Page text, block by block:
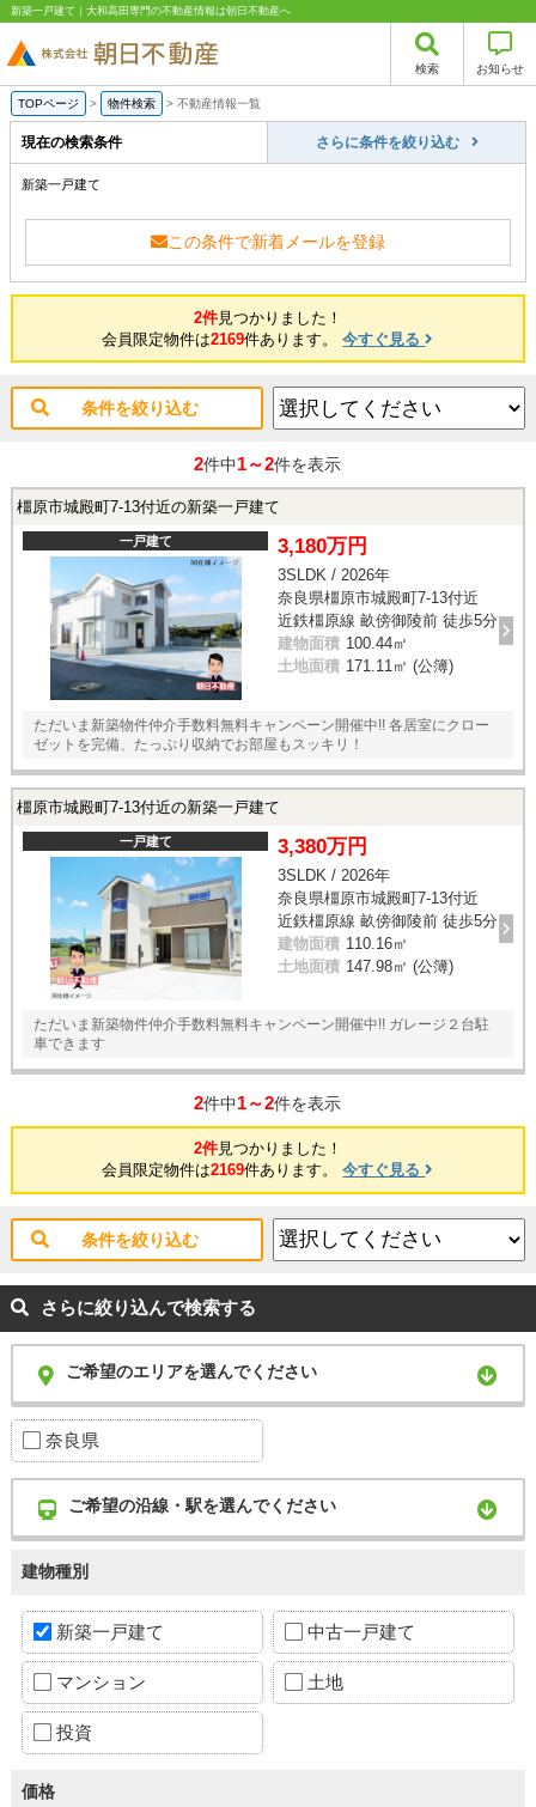
新築一戸建て｜大和高田専門の不動産情報は朝日不動産へ
検索 お知らせ
TOPページ > 物件検索 > 不動産情報一覧
現在の検索条件 さらに条件を絞り込む
新築一戸建て
この条件で新着メールを登録
2件見つかりました！
会員限定物件は2169件あります。今すぐ見る
条件を絞り込む
2件中1～2件を表示
橿原市城殿町7-13付近の新築一戸建て
一戸建て 3,180万円
3SLDK / 2026年
奈良県橿原市城殿町7-13付近
近鉄橿原線 畝傍御陵前 徒歩5分
建物面積 100.44㎡
土地面積 171.11㎡ (公簿)
ただいま新築物件仲介手数料無料キャンペーン開催中!! 各居室にクロー
ゼットを完備、たっぷり収納でお部屋もスッキリ！
橿原市城殿町7-13付近の新築一戸建て
一戸建て 3,380万円
3SLDK / 2026年
奈良県橿原市城殿町7-13付近
近鉄橿原線 畝傍御陵前 徒歩5分
建物面積 110.16㎡
土地面積 147.98㎡ (公簿)
ただいま新築物件仲介手数料無料キャンペーン開催中!! ガレージ２台駐
車できます
2件中1～2件を表示
2件見つかりました！
会員限定物件は2169件あります。今すぐ見る
条件を絞り込む
さらに絞り込んで検索する
ご希望のエリアを選んでください
奈良県
ご希望の沿線・駅を選んでください
建物種別
新築一戸建て 中古一戸建て
マンション 土地
投資
価格